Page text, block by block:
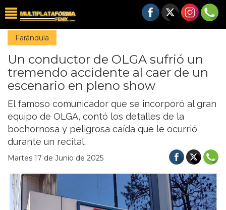
Farándula
Un conductor de OLGA sufrió un
tremendo accidente al caer de un
escenario en pleno show
El famoso comunicador que se incorporó al gran
equipo de OLGA, contó los detalles de la
bochornosa y peligrosa caída que le ocurrió
durante un recital.
Martes 17 de Junio de 2025